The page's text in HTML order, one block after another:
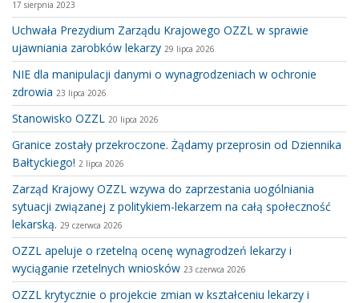
17 sierpnia 2023
Uchwała Prezydium Zarządu Krajowego OZZL w sprawie
ujawniania zarobków lekarzy 29 lipca 2026
NIE dla manipulacji danymi o wynagrodzeniach w ochronie
zdrowia 23 lipca 2026
Stanowisko OZZL 20 lipca 2026
Granice zostały przekroczone. Żądamy przeprosin od Dziennika
Bałtyckiego! 2 lipca 2026
Zarząd Krajowy OZZL wzywa do zaprzestania uogólniania
sytuacji związanej z politykiem-lekarzem na całą społeczność
lekarską. 29 czerwca 2026
OZZL apeluje o rzetelną ocenę wynagrodzeń lekarzy i
wyciąganie rzetelnych wniosków 23 czerwca 2026
OZZL krytycznie o projekcie zmian w kształceniu lekarzy i